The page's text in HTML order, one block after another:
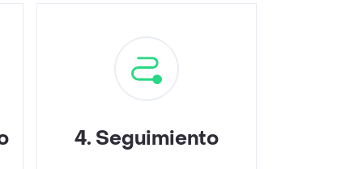
4. Seguimiento